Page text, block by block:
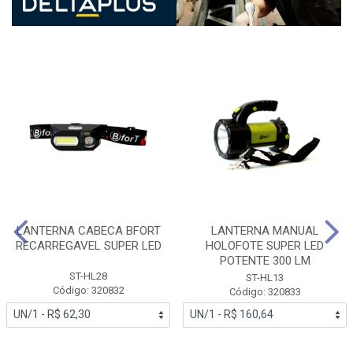
LANTERNA CABECA BFORT
RECARREGAVEL SUPER LED
ST-HL28
Código: 320832
LANTERNA MANUAL
HOLOFOTE SUPER LED
POTENTE 300 LM
ST-HL13
Código: 320833